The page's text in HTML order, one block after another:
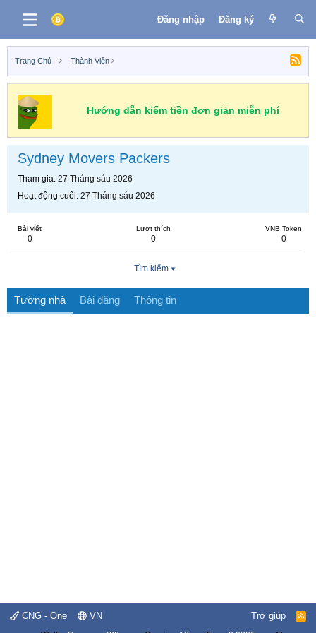
Đăng nhập Đăng ký
Trang Chủ Thành Viên
Hướng dẫn kiếm tiền đơn giản miễn phí
Sydney Movers Packers
Tham gia 27 Tháng sáu 2026
Hoạt động cuối 27 Tháng sáu 2026
Bài viết
0
Lượt thích
0
VNB Token
0
Tìm kiếm
Tường nhà Bài đăng Thông tin
CNG - One VN Trợ giúp
R